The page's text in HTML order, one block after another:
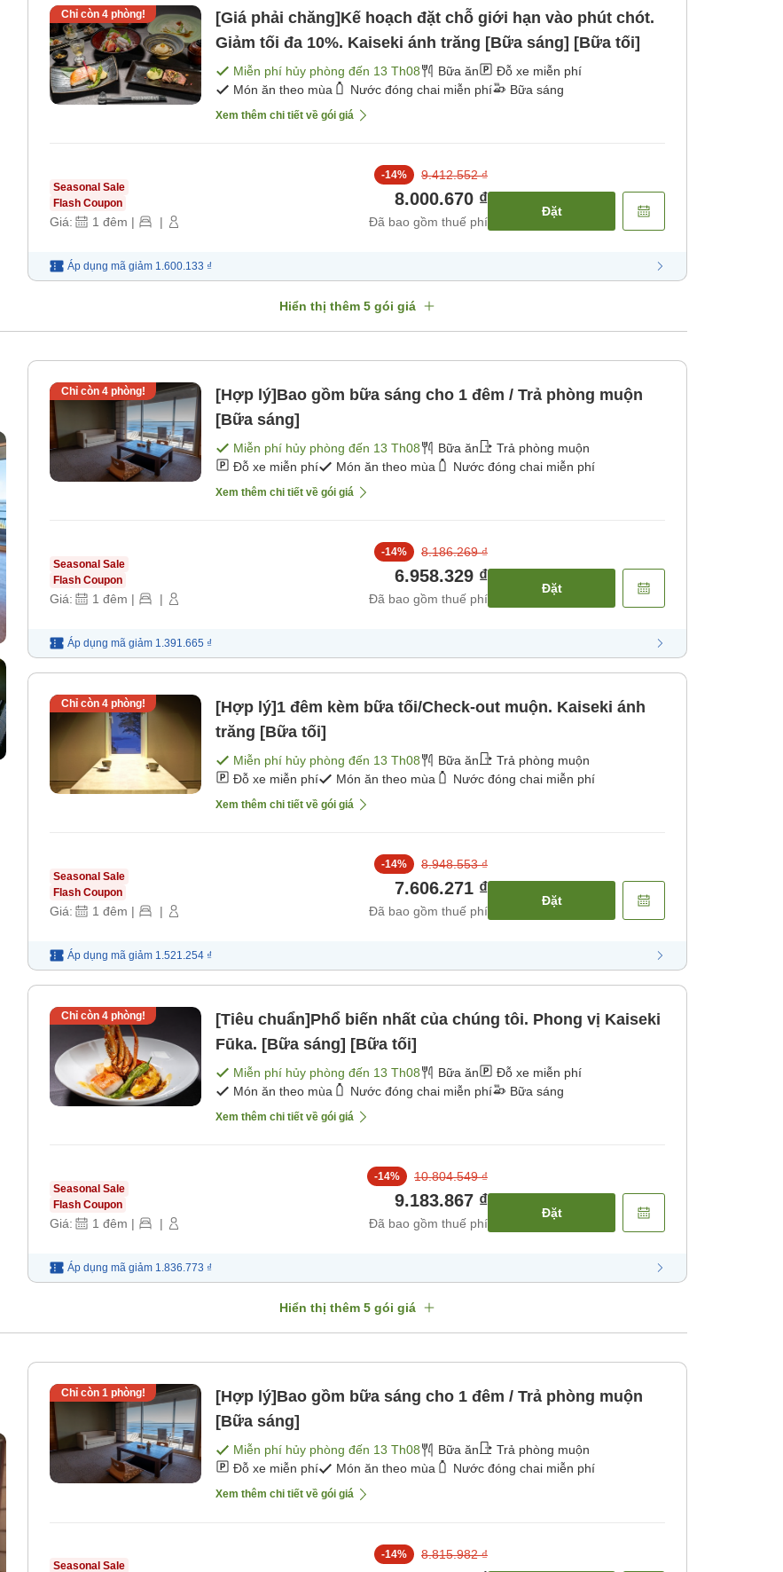
Chỉ còn 4phòng!
[Giá phải chăng]Kế hoạch đặt chỗ giới hạn vào phút chót.
Giảm tối đa 10%. Kaiseki ánh trăng [Bữa sáng] [Bữa tối]
Miễn phí hủy phòng đến 13 Th08 Bữa ăn
Đỗ xe miễn phí
Món ăn theo mùa
Nước đóng chai miễn phí Bữa sáng
Xem thêm chi tiết về gói giá
Seasonal Sale
Flash Coupon
Giá: 1 đêm | |
-14% 9.412.552 ₫
8.000.670 ₫
Đã bao gồm thuế phí
Đặt
Áp dụng mã giảm 1.600.133 ₫
Hiển thị thêm 5 gói giá
Chỉ còn 4phòng!
[Hợp lý]Bao gồm bữa sáng cho 1 đêm / Trả phòng muộn
[Bữa sáng]
Miễn phí hủy phòng đến 13 Th08 Bữa ăn
Trả phòng muộn
Đỗ xe miễn phí
Món ăn theo mùa Nước đóng chai miễn phí
Xem thêm chi tiết về gói giá
Seasonal Sale
Flash Coupon
Giá: 1 đêm | |
-14% 8.186.269 ₫
6.958.329 ₫
Đã bao gồm thuế phí
Đặt
Áp dụng mã giảm 1.391.665 ₫
Chỉ còn 4phòng!
[Hợp lý]1 đêm kèm bữa tối/Check-out muộn. Kaiseki ánh
trăng [Bữa tối]
Miễn phí hủy phòng đến 13 Th08 Bữa ăn
Trả phòng muộn
Đỗ xe miễn phí
Món ăn theo mùa Nước đóng chai miễn phí
Xem thêm chi tiết về gói giá
Seasonal Sale
Flash Coupon
Giá: 1 đêm | |
-14% 8.948.553 ₫
7.606.271 ₫
Đã bao gồm thuế phí
Đặt
Áp dụng mã giảm 1.521.254 ₫
Chỉ còn 4phòng!
[Tiêu chuẩn]Phổ biến nhất của chúng tôi. Phong vị Kaiseki
Fūka. [Bữa sáng] [Bữa tối]
Miễn phí hủy phòng đến 13 Th08 Bữa ăn
Đỗ xe miễn phí
Món ăn theo mùa
Nước đóng chai miễn phí Bữa sáng
Xem thêm chi tiết về gói giá
Seasonal Sale
Flash Coupon
Giá: 1 đêm | |
-14% 10.804.549 ₫
9.183.867 ₫
Đã bao gồm thuế phí
Đặt
Áp dụng mã giảm 1.836.773 ₫
Hiển thị thêm 5 gói giá
Chỉ còn 1phòng!
[Hợp lý]Bao gồm bữa sáng cho 1 đêm / Trả phòng muộn
[Bữa sáng]
Miễn phí hủy phòng đến 13 Th08 Bữa ăn
Trả phòng muộn
Đỗ xe miễn phí
Món ăn theo mùa Nước đóng chai miễn phí
Xem thêm chi tiết về gói giá
Seasonal Sale
-14% 8.815.982 ₫